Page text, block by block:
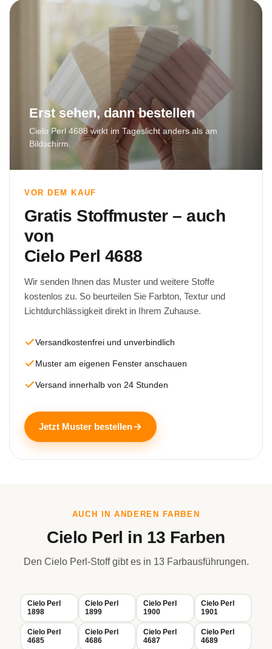
Erst sehen, dann bestellen
Cielo Perl 4688 wirkt im Tageslicht anders als am
Bildschirm.
VOR DEM KAUF
Gratis Stoffmuster – auch
von
Cielo Perl 4688
Wir senden Ihnen das Muster und weitere Stoffe
kostenlos zu. So beurteilen Sie Farbton, Textur und
Lichtdurchlässigkeit direkt in Ihrem Zuhause.
Versandkostenfrei und unverbindlich
Muster am eigenen Fenster anschauen
Versand innerhalb von 24 Stunden
Jetzt Muster bestellen
AUCH IN ANDEREN FARBEN
Cielo Perl in 13 Farben
Den Cielo Perl-Stoff gibt es in 13 Farbausführungen.
Cielo Perl
1898
Cielo Perl
1899
Cielo Perl
1900
Cielo Perl
1901
Cielo Perl
4685
Cielo Perl
4686
Cielo Perl
4687
Cielo Perl
4689